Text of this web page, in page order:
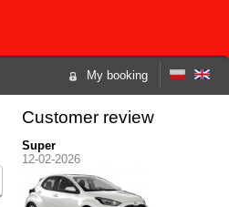
My booking
Customer review
Super
12-02-2026